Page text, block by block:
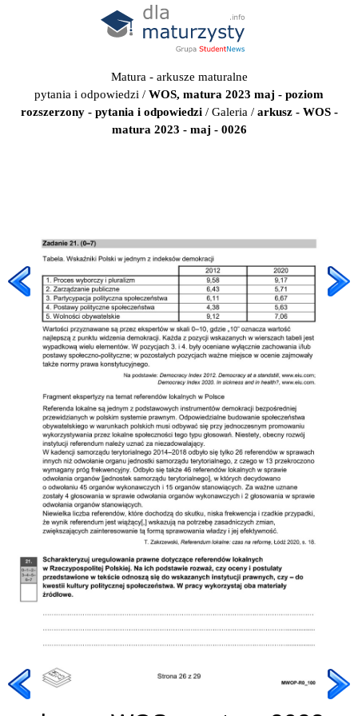
Matura - arkusze maturalne
pytania i odpowiedzi / WOS, matura 2023 maj - poziom
rozszerzony - pytania i odpowiedzi/ Galeria / arkusz - WOS -
matura 2023 - maj - 0026